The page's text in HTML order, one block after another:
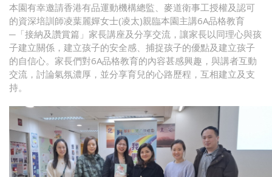
本園有幸邀請香港有品運動機構總監、麥道衛事工授權及認可
的資深培訓師凌葉麗嬋女士(凌太)親臨本園主講6A品格教育
─「接納及讚賞篇」家長講座及分享交流，讓家長以同理心與孩
子建立關係，建立孩子的安全感、捕捉孩子的優點及建立孩子
的自信心。家長們對6A品格教育的內容甚感興趣，與講者互動
交流，討論氣氛濃厚，並分享育兒的心路歷程，互相建立及支
持。